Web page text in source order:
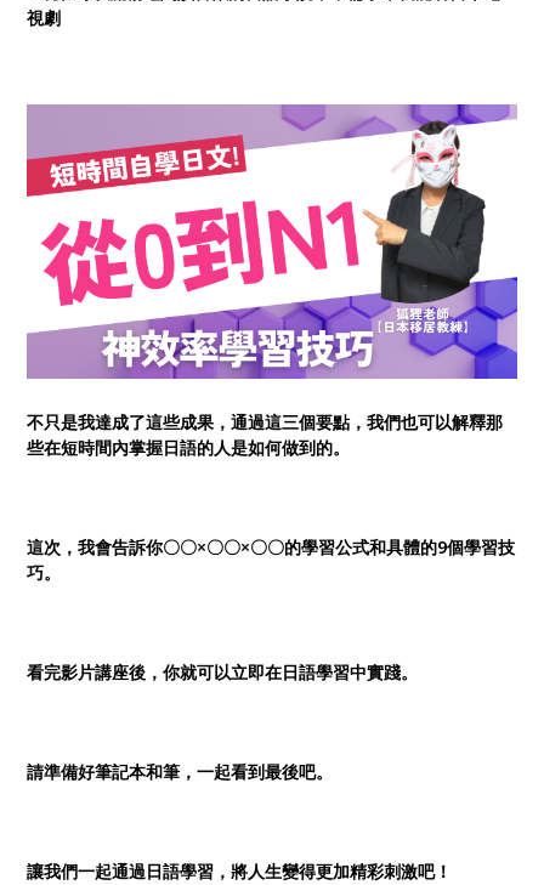
視劇
不只是我達成了這些成果，通過這三個要點，我們也可以解釋那
些在短時間內掌握日語的人是如何做到的。
這次，我會告訴你〇〇×〇〇×〇〇的學習公式和具體的9個學習技
巧。
看完影片講座後，你就可以立即在日語學習中實踐。
請準備好筆記本和筆，一起看到最後吧。
讓我們一起通過日語學習，將人生變得更加精彩刺激吧！